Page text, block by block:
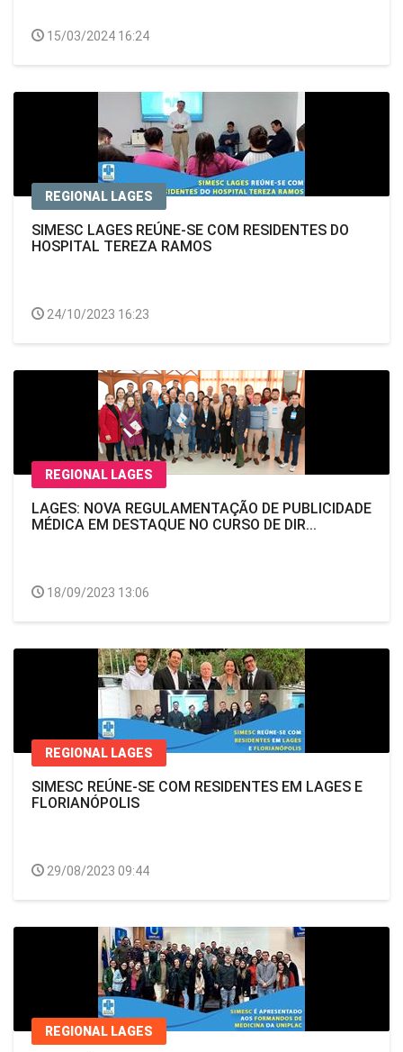
15/03/2024 16:24
REGIONAL LAGES
SIMESC LAGES REÚNE-SE COM RESIDENTES DO
HOSPITAL TEREZA RAMOS
24/10/2023 16:23
REGIONAL LAGES
LAGES: NOVA REGULAMENTAÇÃO DE PUBLICIDADE
MÉDICA EM DESTAQUE NO CURSO DE DIR...
18/09/2023 13:06
REGIONAL LAGES
SIMESC REÚNE-SE COM RESIDENTES EM LAGES E
FLORIANÓPOLIS
29/08/2023 09:44
REGIONAL LAGES